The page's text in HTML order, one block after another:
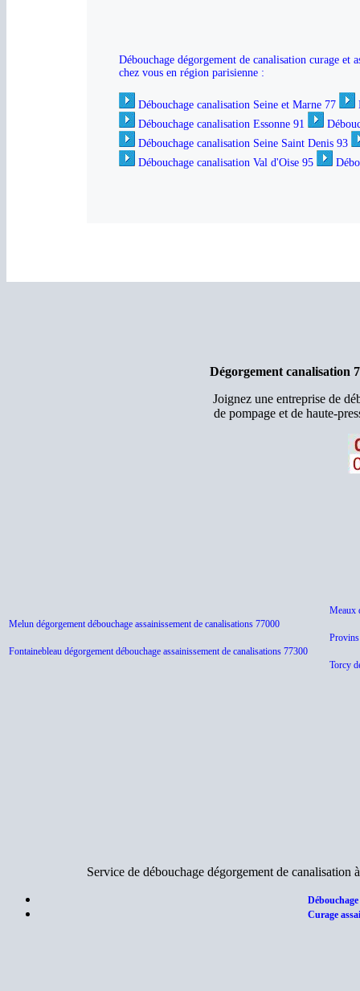
Débouchage dégorgement de canalisation curage et
chez vous en région parisienne :
Débouchage canalisation Seine et Marne 77
Débouchage canalisation Essonne 91
Débouchage canalisation Seine Saint Denis 93
Débouchage canalisation Val d'Oise 95
Dégorgement canalisation
Joignez une entreprise de
de pompage et de haute-
Melun dégorgement débouchage assainissement de canalisations 77000
Fontainebleau dégorgement débouchage assainissement de canalisations 77300
Meaux
Provins
Torcy
Service de débouchage dégorgement de canalisation
Curage